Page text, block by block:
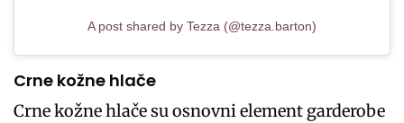
A post shared by Tezza (@tezza.barton)
Crne kožne hlače
Crne kožne hlače su osnovni element garderobe